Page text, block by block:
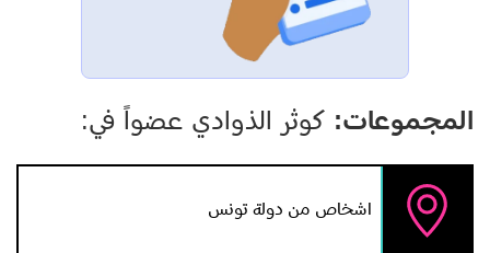
المجموعات: كوثر الذوادي عضواً في:
اشخاص من دولة تونس